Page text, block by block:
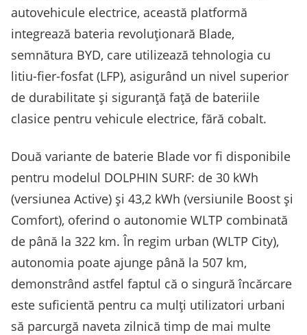
autovehicule electrice, această platformă
integrează bateria revoluționară Blade,
semnătura BYD, care utilizează tehnologia cu
litiu-fier-fosfat (LFP), asigurând un nivel superior
de durabilitate și siguranță față de bateriile
clasice pentru vehicule electrice, fără cobalt.
Două variante de baterie Blade vor fi disponibile
pentru modelul DOLPHIN SURF: de 30 kWh
(versiunea Active) și 43,2 kWh (versiunile Boost și
Comfort), oferind o autonomie WLTP combinată
de până la 322 km. În regim urban (WLTP City),
autonomia poate ajunge până la 507 km,
demonstrând astfel faptul că o singură încărcare
este suficientă pentru ca mulți utilizatori urbani
să parcurgă naveta zilnică timp de mai multe